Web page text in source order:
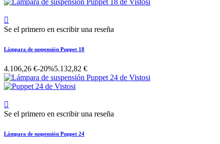

Se el primero en escribir una reseña
Lámpara de suspensión Puppet 18
4.106,26 €-20%5.132,82 €

Se el primero en escribir una reseña
Lámpara de suspensión Puppet 24